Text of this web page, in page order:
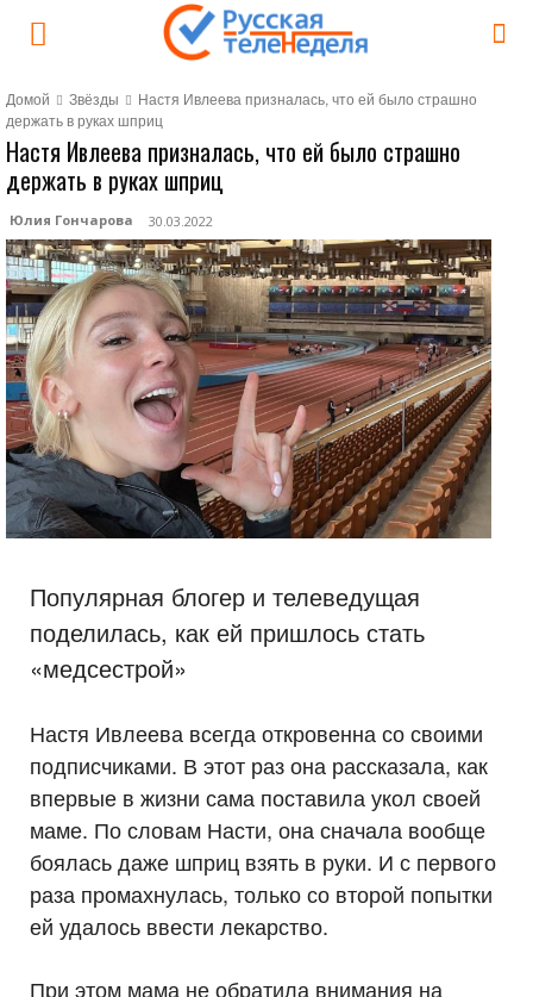
Домой Звёзды
Настя Ивлеева призналась, что ей было страшно
держать в руках шприц
Настя Ивлеева призналась, что ей было страшно
держать в руках шприц
Юлия Гончарова 30.03.2022
Популярная блогер и телеведущая
поделилась, как ей пришлось стать
«медсестрой»
Настя Ивлеева всегда откровенна со своими
подписчиками. В этот раз она рассказала, как
впервые в жизни сама поставила укол своей
маме. По словам Насти, она сначала вообще
боялась даже шприц взять в руки. И с первого
раза промахнулась, только со второй попытки
ей удалось ввести лекарство.
При этом мама не обратила внимания на